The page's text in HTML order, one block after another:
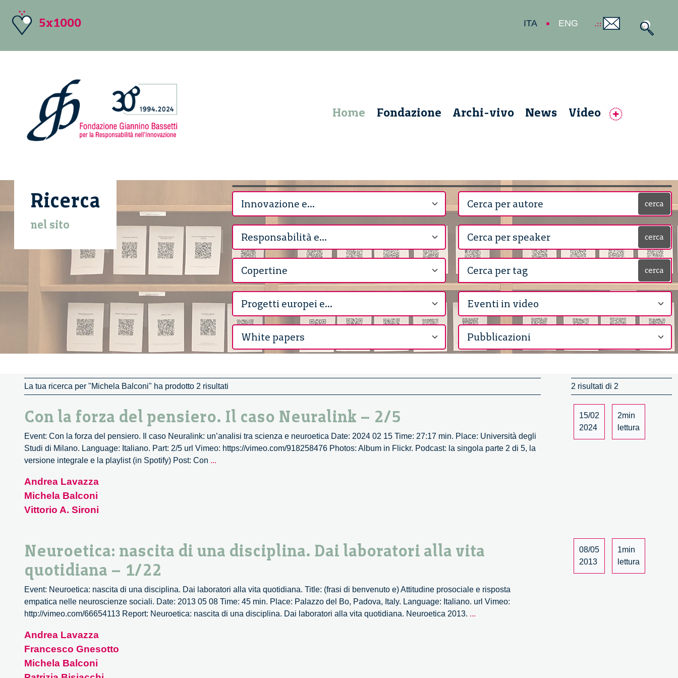
5x1000 ITA ENG
Home Fondazione Archi-vivo News Video
Ricerca
nel sito
cerca
cerca
cerca
La tua ricerca per "Michela Balconi" ha prodotto 2 risultati 2 risultati di 2
Con la forza del pensiero. Il caso Neuralink – 2/5
Event: Con la forza del pensiero. Il caso Neuralink: un’analisi tra scienza e neuroetica Date: 2024 02 15 Time: 27:17 min. Place: Università degli
Studi di Milano. Language: Italiano. Part: 2/5 url Vimeo: https://vimeo.com/918258476 Photos: Album in Flickr. Podcast: la singola parte 2 di 5, la
versione integrale e la playlist (in Spotify) Post: Con ...
Neuralink
–
Andrea Lavazza
Michela Balconi
Vittorio A. Sironi
15/02
2024
2min
lettura
Neuroetica: nascita di una disciplina. Dai laboratori alla vita
quotidiana – 1/22
Event: Neuroetica: nascita di una disciplina. Dai laboratori alla vita quotidiana. Title: (frasi di benvenuto e) Attitudine prosociale e risposta
empatica nelle neuroscienze sociali. Date: 2013 05 08 Time: 45 min. Place: Palazzo del Bo, Padova, Italy. Language: Italiano. url Vimeo:
http://vimeo.com/66654113 Report: Neuroetica: nascita di una disciplina. Dai laboratori alla vita quotidiana. Neuroetica 2013. ...
Andrea Lavazza
Francesco Gnesotto
Michela Balconi
08/05
2013
1min
lettura